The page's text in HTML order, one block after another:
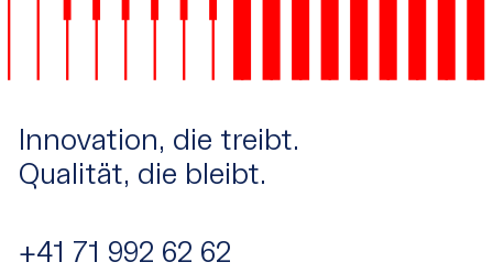
Innovation, die treibt.
Qualität, die bleibt.
+41 71 992 62 62